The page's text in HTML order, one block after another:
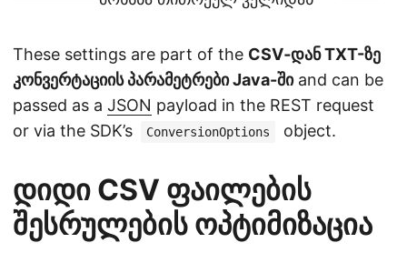
These settings are part of the CSV‑დან TXT-ზე
კონვერტაციის პარამეტრები Java-შიand can be
passed as a JSON payload in the REST request
or via the SDK’s
ConversionOptions object.
დიდი CSV ფაილების
შესრულების ოპტიმიზაცია